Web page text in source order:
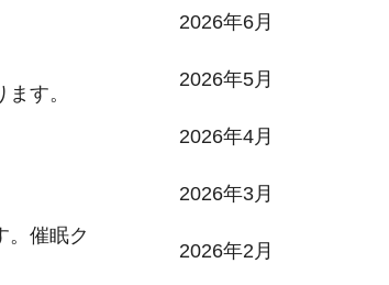
す。
。催眠ク
2026年6月
2026年5月
2026年4月
2026年3月
2026年2月